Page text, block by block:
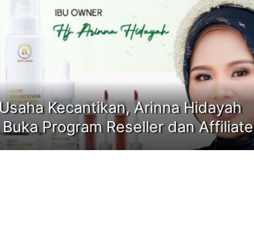
Kecantikan, Arinna Hidayah
Program Reseller dan Affiliate